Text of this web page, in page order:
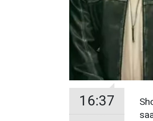
16:37